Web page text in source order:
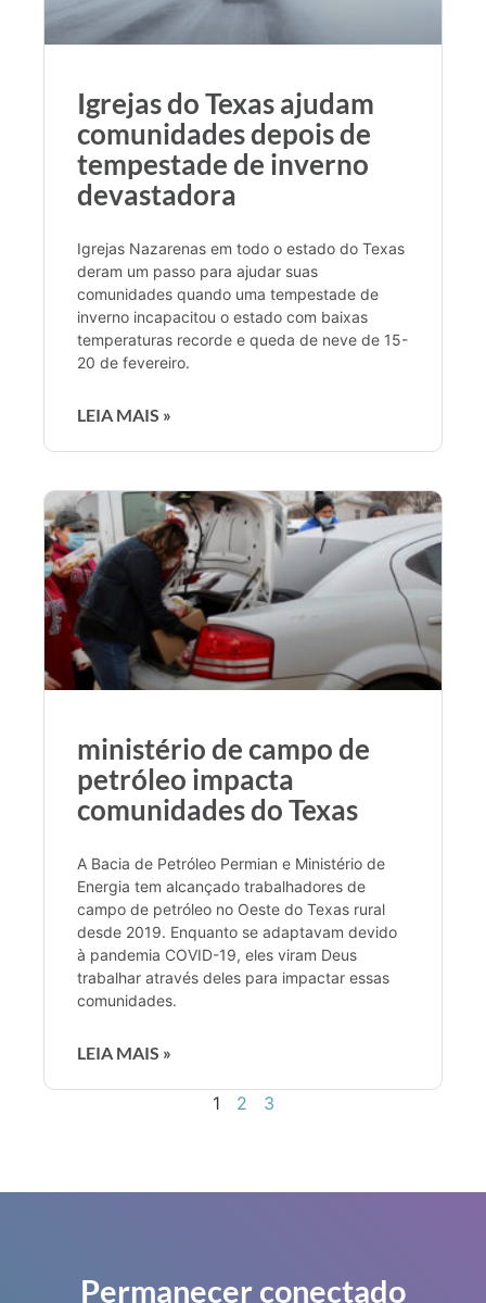
Igrejas do Texas ajudam
comunidades depois de
tempestade de inverno
devastadora
Igrejas Nazarenas em todo o estado do Texas
deram um passo para ajudar suas
comunidades quando uma tempestade de
inverno incapacitou o estado com baixas
temperaturas recorde e queda de neve de 15-
20 de fevereiro.
LEIA MAIS »
ministério de campo de
petróleo impacta
comunidades do Texas
A Bacia de Petróleo Permian e Ministério de
Energia tem alcançado trabalhadores de
campo de petróleo no Oeste do Texas rural
desde 2019. Enquanto se adaptavam devido
à pandemia COVID-19, eles viram Deus
trabalhar através deles para impactar essas
comunidades.
LEIA MAIS »
1 2 3
Permanecer conectado